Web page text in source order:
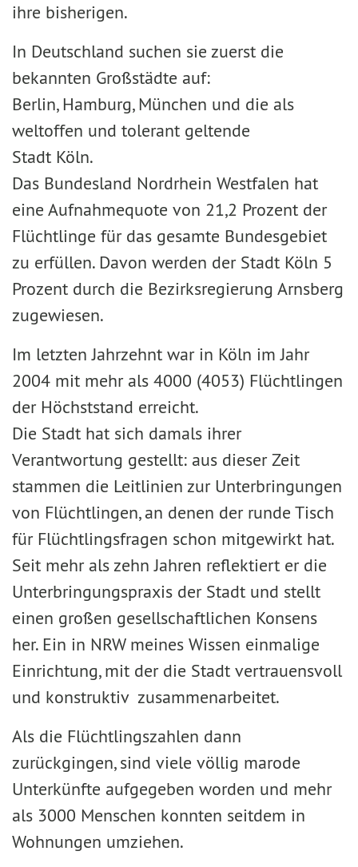
ihre bisherigen.
In Deutschland suchen sie zuerst die
bekannten Großstädte auf:
Berlin, Hamburg, München und die als
weltoffen und tolerant geltende
Stadt Köln.
Das Bundesland Nordrhein Westfalen hat
eine Aufnahmequote von 21,2 Prozent der
Flüchtlinge für das gesamte Bundesgebiet
zu erfüllen. Davon werden der Stadt Köln 5
Prozent durch die Bezirksregierung Arnsberg
zugewiesen.
Im letzten Jahrzehnt war in Köln im Jahr
2004 mit mehr als 4000 (4053) Flüchtlingen
der Höchststand erreicht.
Die Stadt hat sich damals ihrer
Verantwortung gestellt: aus dieser Zeit
stammen die Leitlinien zur Unterbringungen
von Flüchtlingen, an denen der runde Tisch
für Flüchtlingsfragen schon mitgewirkt hat.
Seit mehr als zehn Jahren reflektiert er die
Unterbringungspraxis der Stadt und stellt
einen großen gesellschaftlichen Konsens
her. Ein in NRW meines Wissen einmalige
Einrichtung, mit der die Stadt vertrauensvoll
und konstruktiv zusammenarbeitet.
Als die Flüchtlingszahlen dann
zurückgingen, sind viele völlig marode
Unterkünfte aufgegeben worden und mehr
als 3000 Menschen konnten seitdem in
Wohnungen umziehen.